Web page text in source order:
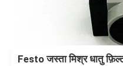
Festo जस्ता मिश्र धातु